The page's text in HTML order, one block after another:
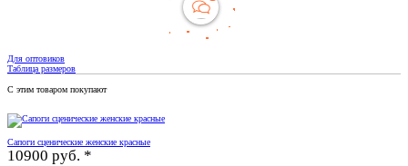
Для оптовиков
Таблица размеров
С этим товаром покупают
Сапоги сценические женские красные
10900 руб. *